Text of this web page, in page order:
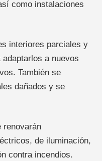
como instalaciones
interiores parciales y
a nuevos
También se
dañados y se
renovarán
de iluminación,
contra incendios.